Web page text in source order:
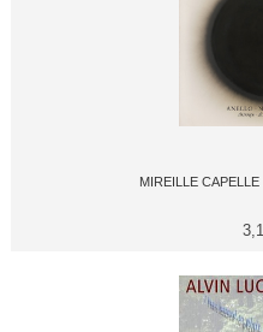
MIREILLE